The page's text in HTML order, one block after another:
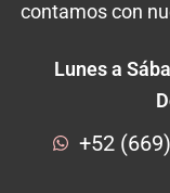
contamos con
Lunes a
+52